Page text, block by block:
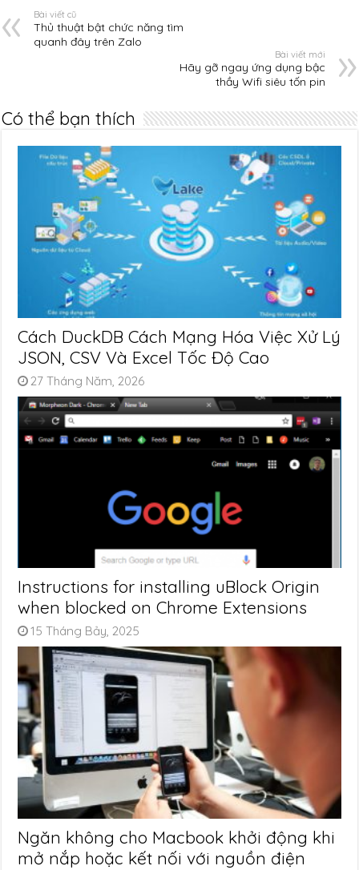
Bài viết cũ
Thủ thuật bật chức năng tìm
quanh đây trên Zalo
Bài viết mới
Hãy gỡ ngay ứng dụng bậc
thầy Wifi siêu tốn pin
Có thể bạn thích
Cách DuckDB Cách Mạng Hóa Việc Xử Lý
JSON, CSV Và Excel Tốc Độ Cao
27 Tháng Năm, 2026
Instructions for installing uBlock Origin
when blocked on Chrome Extensions
15 Tháng Bảy, 2025
Ngăn không cho Macbook khởi động khi
mở nắp hoặc kết nối với nguồn điện